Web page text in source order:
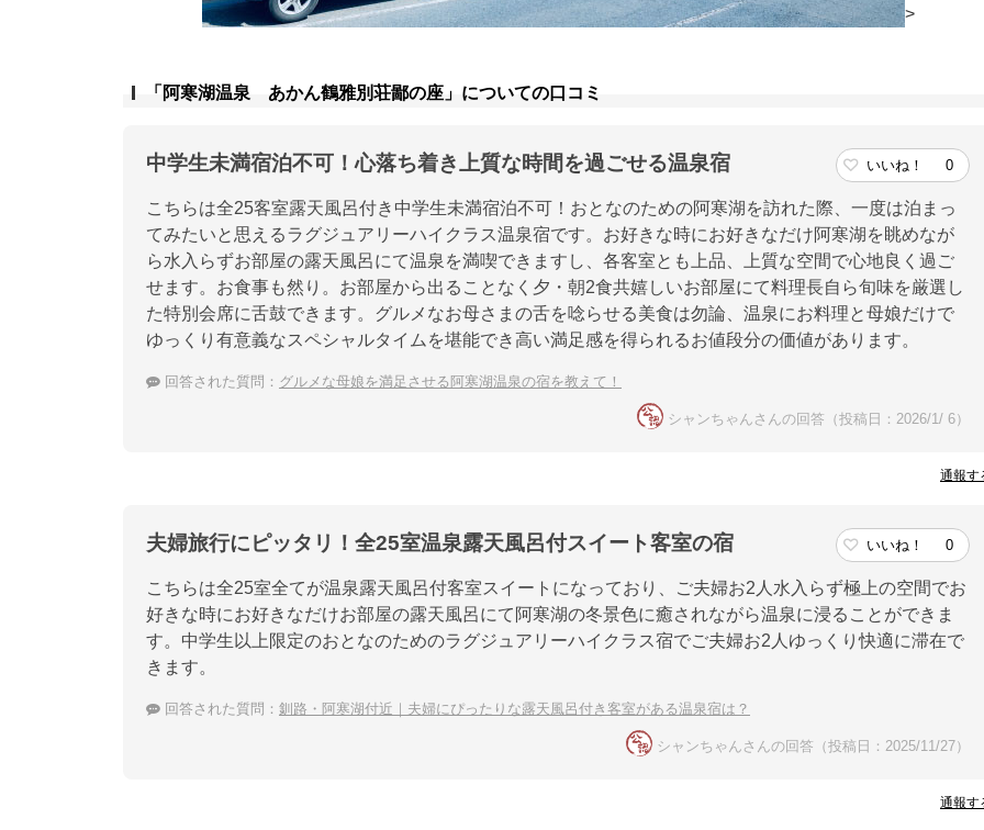
>
「阿寒湖温泉 あかん鶴雅別荘鄙の座」についての口コミ
中学生未満宿泊不可！心落ち着き上質な時間を過ごせる温泉宿 いいね！ 0
こちらは全25客室露天風呂付き中学生未満宿泊不可！おとなのための阿寒湖を訪れた際、一度は泊まっ
てみたいと思えるラグジュアリーハイクラス温泉宿です。お好きな時にお好きなだけ阿寒湖を眺めなが
ら水入らずお部屋の露天風呂にて温泉を満喫できますし、各客室とも上品、上質な空間で心地良く過ご
せます。お食事も然り。お部屋から出ることなく夕・朝2食共嬉しいお部屋にて料理長自ら旬味を厳選し
た特別会席に舌鼓できます。グルメなお母さまの舌を唸らせる美食は勿論、温泉にお料理と母娘だけで
ゆっくり有意義なスペシャルタイムを堪能でき高い満足感を得られるお値段分の価値があります。
回答された質問： グルメな母娘を満足させる阿寒湖温泉の宿を教えて！
シャンちゃんさんの回答（投稿日：2026/1/ 6）
通報す
夫婦旅行にピッタリ！全25室温泉露天風呂付スイート客室の宿 いいね！ 0
こちらは全25室全てが温泉露天風呂付客室スイートになっており、ご夫婦お2人水入らず極上の空間でお
好きな時にお好きなだけお部屋の露天風呂にて阿寒湖の冬景色に癒されながら温泉に浸ることができま
す。中学生以上限定のおとなのためのラグジュアリーハイクラス宿でご夫婦お2人ゆっくり快適に滞在で
きます。
回答された質問： 釧路・阿寒湖付近｜夫婦にぴったりな露天風呂付き客室がある温泉宿は？
シャンちゃんさんの回答（投稿日：2025/11/27）
通報す